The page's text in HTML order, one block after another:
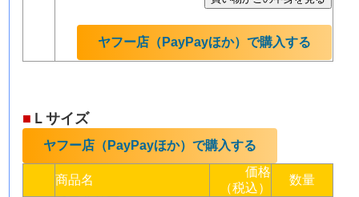
ヤフー店（PayPayほか）で購入する
■ Ｌサイズ
ヤフー店（PayPayほか）で購入する
商品名
価格
（税込）
数量